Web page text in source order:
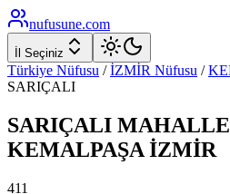
nufusune.com
İl Seçiniz
Türkiye Nüfusu / İZMİR Nüfusu /
SARIÇALI
SARIÇALI
KEMALPAŞA İZMİR
411